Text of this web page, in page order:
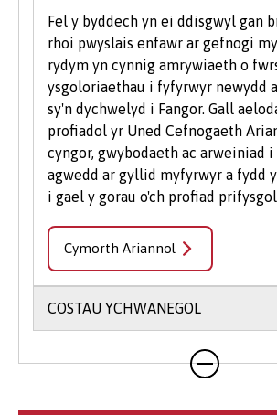
Fel y byddech yn ei ddisgwyl gan
rhoi pwyslais enfawr ar gefnogi
rydym yn cynnig amrywiaeth o
ysgoloriaethau i fyfyrwyr newydd
sy'n dychwelyd i Fangor. Gall
profiadol yr Uned Cefnogaeth
cyngor, gwybodaeth ac arweiniad
agwedd ar gyllid myfyrwyr a fydd
i gael y gorau o'ch profiad prifysgol.
Cymorth Ariannol
COSTAU YCHWANEGOL
Mae'n debygol y bydd eich cwrs yn
costau ychwanegol nad ydynt